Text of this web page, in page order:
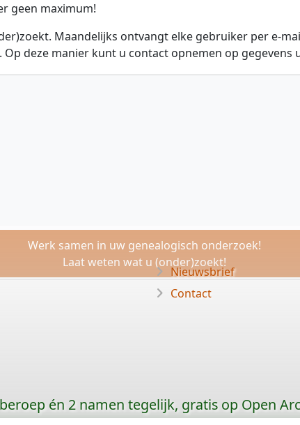
geen maximum!
Maandelijks ontvangt elke gebruiker per e-
deze manier kunt u contact opnemen op gegevens
Werk samen in uw genealogisch onderzoek!
Laat weten wat u (onder)zoekt!
Nieuwsbrief
Contact
én 2 namen tegelijk, gratis op Open